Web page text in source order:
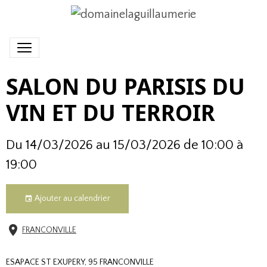
SALON DU PARISIS DU
VIN ET DU TERROIR
Du 14/03/2026 au 15/03/2026 de 10:00 à
19:00
Ajouter au calendrier
FRANCONVILLE
ESAPACE ST EXUPERY, 95 FRANCONVILLE